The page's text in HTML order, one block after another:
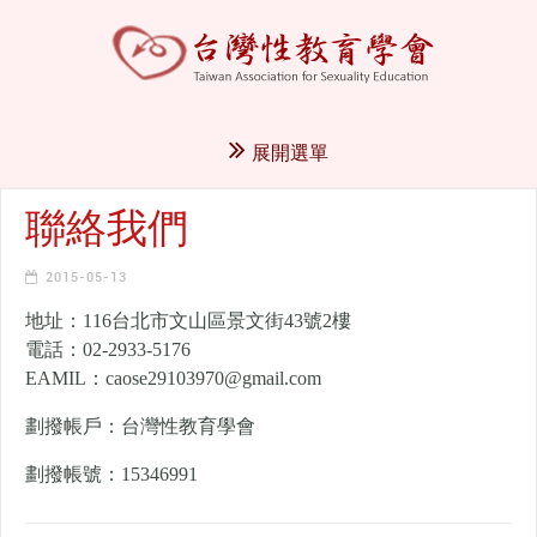
展開選單
聯絡我們
2015-05-13
地址：116台北市文山區景文街43號2樓
電話：02-2933-5176
EAMIL：caose29103970@gmail.com
劃撥帳戶：台灣性教育學會
劃撥帳號：15346991